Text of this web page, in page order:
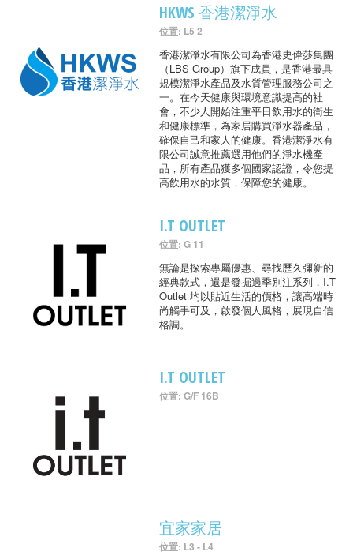
HKWS 香港潔淨水
位置: L5 2
香港潔淨水有限公司為香港史偉莎集團
（LBS Group）旗下成員，是香港最具
規模潔淨水產品及水質管理服務公司之
一。在今天健康與環境意識提高的社
會，不少人開始注重平日飲用水的衛生
和健康標準，為家居購買淨水器產品，
確保自己和家人的健康。香港潔淨水有
限公司誠意推薦選用他們的淨水機產
品，所有產品獲多個國家認證，令您提
高飲用水的水質，保障您的健康。
I.T OUTLET
位置: G 11
無論是探索專屬優惠、尋找歷久彌新的
經典款式，還是發掘過季別注系列，I.T
Outlet 均以貼近生活的價格，讓高端時
尚觸手可及，啟發個人風格，展現自信
格調。
I.T OUTLET
位置: G/F 16B
宜家家居
位置: L3 - L4